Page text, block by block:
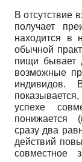
В отсутствие
получает
находится в
обычной
пищи бывает
возможные
индивидов.
успехе
понижается
сразу два
действий
совместное